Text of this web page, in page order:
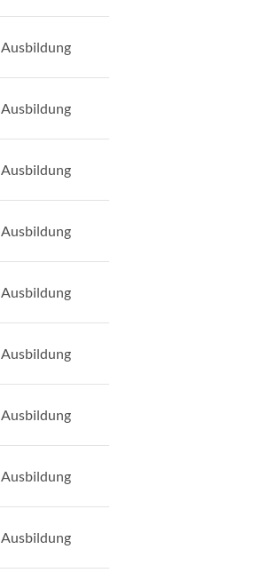
Ausbildung
Ausbildung
Ausbildung
Ausbildung
Ausbildung
Ausbildung
Ausbildung
Ausbildung
Ausbildung